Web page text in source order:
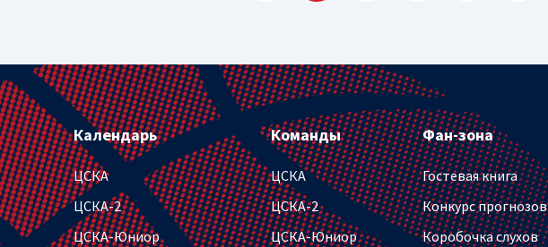
Календарь
ЦСКА
ЦСКА-2
ЦСКА-Юниор
Команды
ЦСКА
ЦСКА-2
ЦСКА-Юниор
Фан-зона
Гостевая книга
Конкурс прогнозов
Коробочка слухов